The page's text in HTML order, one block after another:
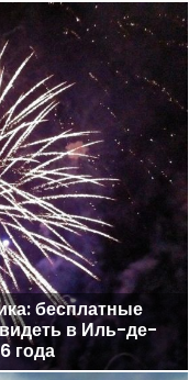
бесплатные
в Иль-де-
года